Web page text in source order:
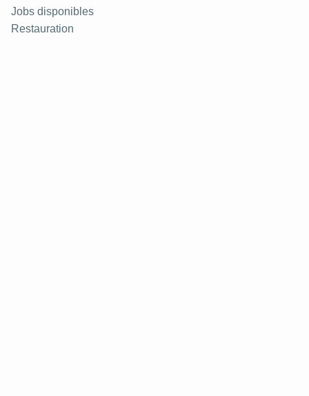
Jobs disponibles
Restauration